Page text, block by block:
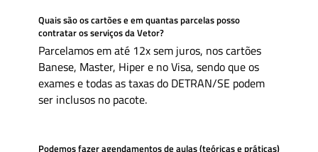
Quais são os cartões e em quantas parcelas posso
contratar os serviços da Vetor?
Parcelamos em até 12x sem juros, nos cartões
Banese, Master, Hiper e no Visa, sendo que os
exames e todas as taxas do DETRAN/SE podem
ser inclusos no pacote.
Podemos fazer agendamentos de aulas (teóricas e práticas)